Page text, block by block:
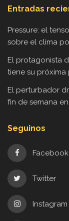
Entradas
Pressure: el
sobre el clima
El protagonista
tiene su próxima
El perturbador
fin de semana
Seguinos
Facebook
Twitter
Instagram